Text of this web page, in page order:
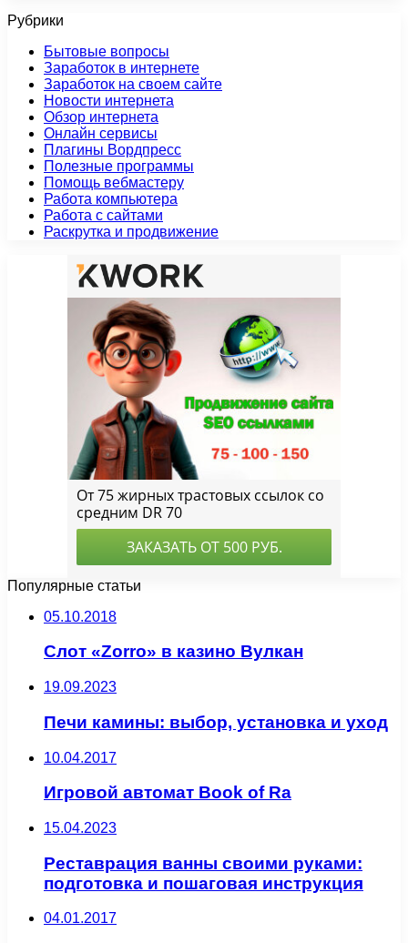
Рубрики
Бытовые вопросы
Заработок в интернете
Заработок на своем сайте
Новости интернета
Обзор интернета
Онлайн сервисы
Плагины Вордпресс
Полезные программы
Помощь вебмастеру
Работа компьютера
Работа с сайтами
Раскрутка и продвижение
Популярные статьи
05.10.2018
Слот «Zorro» в казино Вулкан
19.09.2023
Печи камины: выбор, установка и уход
10.04.2017
Игровой автомат Book of Ra
15.04.2023
Реставрация ванны своими руками:
подготовка и пошаговая инструкция
04.01.2017